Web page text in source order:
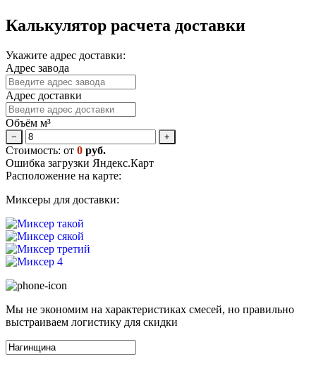
Калькулятор расчета доставки
Укажите адрес доставки:
Адрес завода
Адрес доставки
Объём м³
− +
Стоимость: от 0 руб.
Ошибка загрузки Яндекс.Карт
Расположение на карте:
Миксеры для доставки:
Мы не экономим на характеристиках смесей, но правильно
выстраиваем логистику для скидки